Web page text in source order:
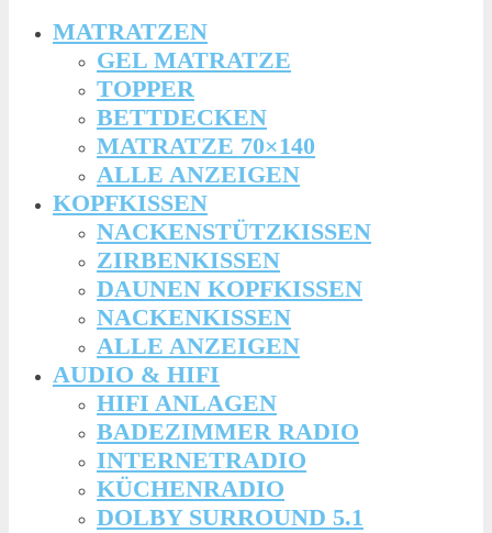
MATRATZEN
GEL MATRATZE
TOPPER
BETTDECKEN
MATRATZE 70×140
ALLE ANZEIGEN
KOPFKISSEN
NACKENSTÜTZKISSEN
ZIRBENKISSEN
DAUNEN KOPFKISSEN
NACKENKISSEN
ALLE ANZEIGEN
AUDIO & HIFI
HIFI ANLAGEN
BADEZIMMER RADIO
INTERNETRADIO
KÜCHENRADIO
DOLBY SURROUND 5.1